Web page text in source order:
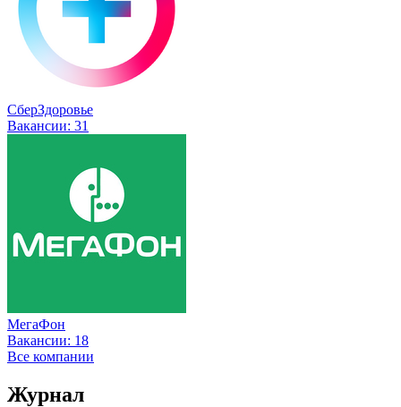
СберЗдоровье
Вакансии: 31
МегаФон
Вакансии: 18
Все компании
Журнал